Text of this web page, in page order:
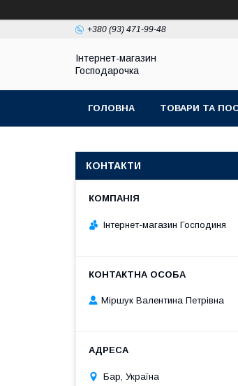
+380 (93) 471-99-48
Інтернет-магазин
Господарочка
ГОЛОВНА ТОВАРИ ТА
КОНТАКТИ
Інтернет-магазин Господиня
Міршук Валентина Петрівна
Бар, Україна